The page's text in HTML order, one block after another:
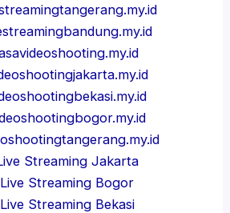
Streaming Jakarta
Streaming Bogor
Streaming Bekasi